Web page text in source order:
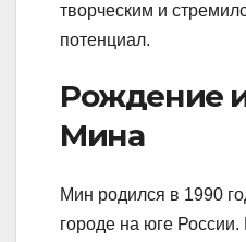
творческим и
потенциал.
Рождение
Мина
Мин родился в 1990
городе на юге России.